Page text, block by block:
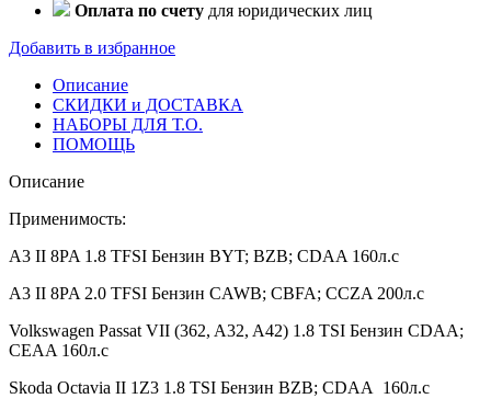
Оплата по счету для юридических лиц
Добавить в избранное
Описание
СКИДКИ и ДОСТАВКА
НАБОРЫ ДЛЯ Т.О.
ПОМОЩЬ
Описание
Применимость:
A3 II 8PA 1.8 TFSI Бензин BYT; BZB; CDAA 160л.с
A3 II 8PA 2.0 TFSI Бензин CAWB; CBFA; CCZA 200л.с
Volkswagen Passat VII (362, A32, A42) 1.8 TSI Бензин CDAA;
CEAA 160л.с
Skoda Octavia II 1Z3 1.8 TSI Бензин BZB; CDAA 160л.с